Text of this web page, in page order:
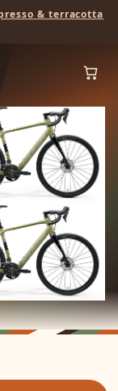
& terracotta